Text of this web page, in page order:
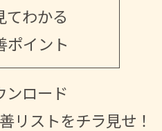
てわかる
ポイント
ンロード
リストをチラ見せ！